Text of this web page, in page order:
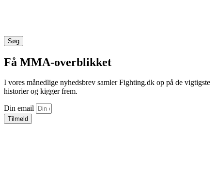
Søg
Få MMA-overblikket
I vores månedlige nyhedsbrev samler Fighting.dk op på de vigtigste
historier og kigger frem.
Din email
Tilmeld